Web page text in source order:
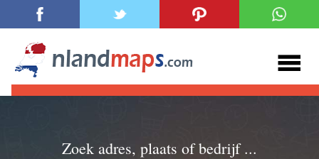
Zoek adres, plaats of bedrijf ...